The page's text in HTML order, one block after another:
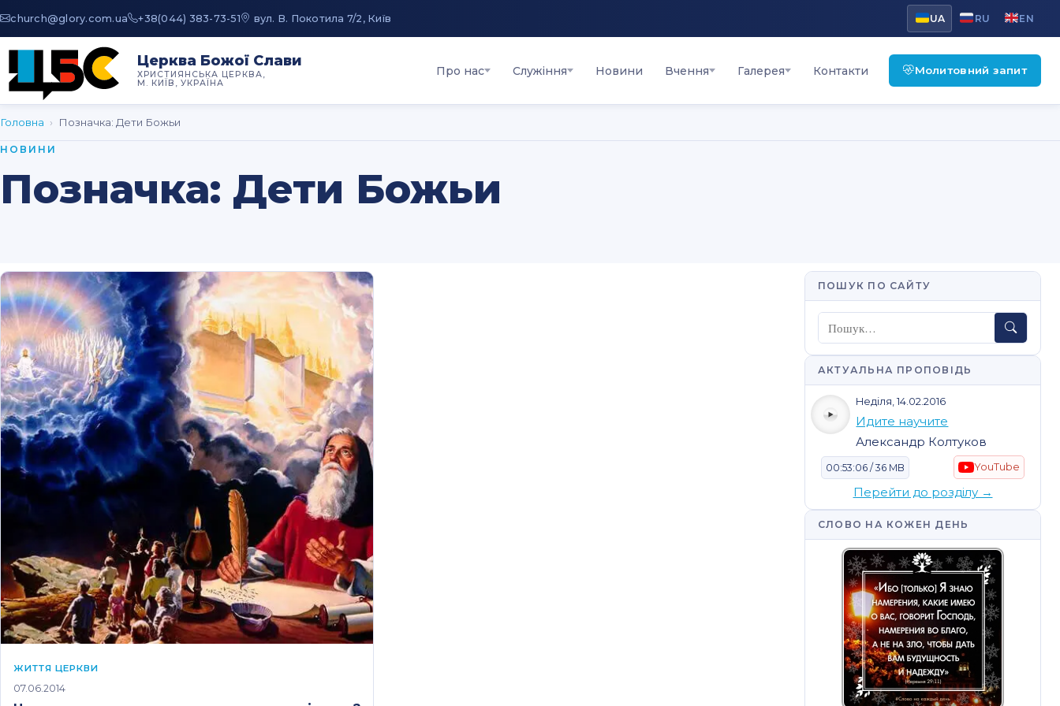
au.moc.yrolg@hcruhc +38(044) 383-73-51 вул. В. Покотила 7/2, Київ UA RU EN
Церква Божої Слави
ХРИСТИЯНСЬКА ЦЕРКВА,
М. КИЇВ, УКРАЇНА
Про нас Служіння Новини Вчення Галерея Контакти Молитовний запит
Головна › Позначка: Дети Божьи
НОВИНИ
Позначка: Дети Божьи
ЖИТТЯ ЦЕРКВИ
07.06.2014
ПОШУК ПО САЙТУ
Пошук
АКТУАЛЬНА ПРОПОВІДЬ
Неділя, 14.02.2016
Идите научите
Александр Колтуков
00:53:06 / 36 MB YouTube
Перейти до розділу →
СЛОВО НА КОЖЕН ДЕНЬ